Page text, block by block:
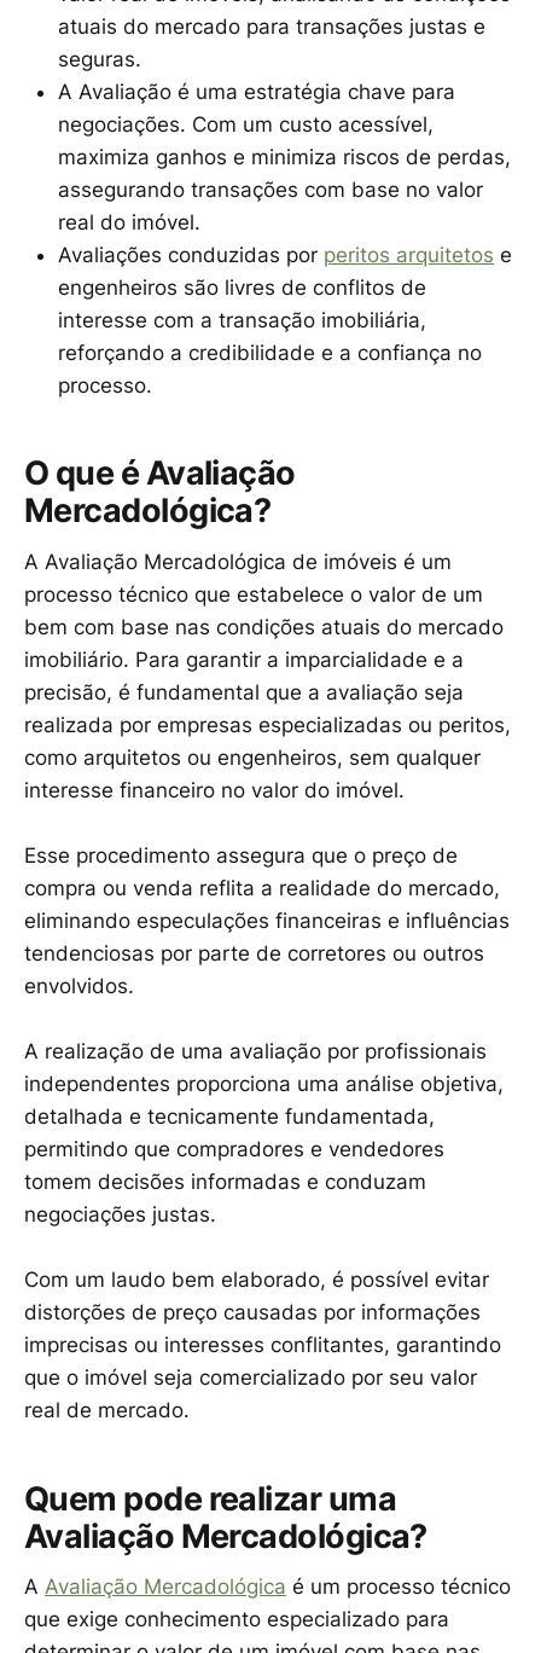
atuais do mercado para transações justas e
seguras.
A Avaliação é uma estratégia chave para
negociações. Com um custo acessível,
maximiza ganhos e minimiza riscos de perdas,
assegurando transações com base no valor
real do imóvel.
Avaliações conduzidas por peritos arquitetos e
engenheiros são livres de conflitos de
interesse com a transação imobiliária,
reforçando a credibilidade e a confiança no
processo.
O que é Avaliação
Mercadológica?
A Avaliação Mercadológica de imóveis é um
processo técnico que estabelece o valor de um
bem com base nas condições atuais do mercado
imobiliário. Para garantir a imparcialidade e a
precisão, é fundamental que a avaliação seja
realizada por empresas especializadas ou peritos,
como arquitetos ou engenheiros, sem qualquer
interesse financeiro no valor do imóvel.
Esse procedimento assegura que o preço de
compra ou venda reflita a realidade do mercado,
eliminando especulações financeiras e influências
tendenciosas por parte de corretores ou outros
envolvidos.
A realização de uma avaliação por profissionais
independentes proporciona uma análise objetiva,
detalhada e tecnicamente fundamentada,
permitindo que compradores e vendedores
tomem decisões informadas e conduzam
negociações justas.
Com um laudo bem elaborado, é possível evitar
distorções de preço causadas por informações
imprecisas ou interesses conflitantes, garantindo
que o imóvel seja comercializado por seu valor
real de mercado.
Quem pode realizar uma
Avaliação Mercadológica?
A Avaliação Mercadológica é um processo técnico
que exige conhecimento especializado para